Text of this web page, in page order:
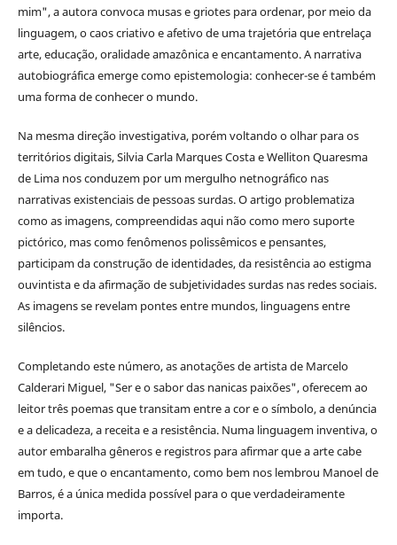
mim", a autora convoca musas e griotes para ordenar, por meio da
linguagem, o caos criativo e afetivo de uma trajetória que entrelaça
arte, educação, oralidade amazônica e encantamento. A narrativa
autobiográfica emerge como epistemologia: conhecer-se é também
uma forma de conhecer o mundo.
Na mesma direção investigativa, porém voltando o olhar para os
territórios digitais, Silvia Carla Marques Costa e Welliton Quaresma
de Lima nos conduzem por um mergulho netnográfico nas
narrativas existenciais de pessoas surdas. O artigo problematiza
como as imagens, compreendidas aqui não como mero suporte
pictórico, mas como fenômenos polissêmicos e pensantes,
participam da construção de identidades, da resistência ao estigma
ouvintista e da afirmação de subjetividades surdas nas redes sociais.
As imagens se revelam pontes entre mundos, linguagens entre
silêncios.
Completando este número, as anotações de artista de Marcelo
Calderari Miguel, "Ser e o sabor das nanicas paixões", oferecem ao
leitor três poemas que transitam entre a cor e o símbolo, a denúncia
e a delicadeza, a receita e a resistência. Numa linguagem inventiva, o
autor embaralha gêneros e registros para afirmar que a arte cabe
em tudo, e que o encantamento, como bem nos lembrou Manoel de
Barros, é a única medida possível para o que verdadeiramente
importa.